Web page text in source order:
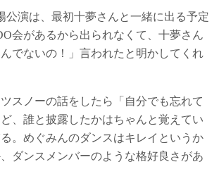
公演は、最初十夢さんと一緒に出る予定
会があるから出られなくて、十夢さん
でないの！」言われたと明かしてくれ
スノーの話をしたら「自分でも忘れて
、誰と披露したかはちゃんと覚えてい
。めぐみんのダンスはキレイというか
ダンスメンバーのような格好良さがあ